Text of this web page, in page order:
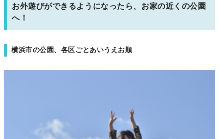
お外遊びができるようになったら、お家の近くの公園
へ！
横浜市の公園、各区ごとあいうえお順